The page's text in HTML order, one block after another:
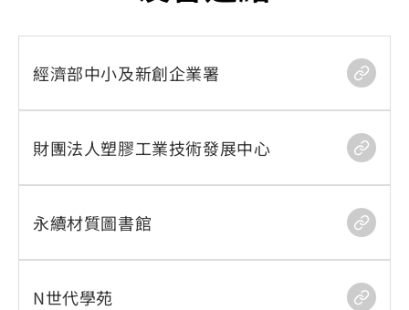
經濟部中小及新創企業署
財團法人塑膠工業技術發展中心
永續材質圖書館
N世代學苑